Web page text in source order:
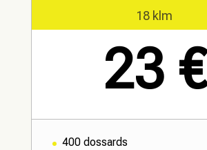
18 klm
23 €
400 dossards